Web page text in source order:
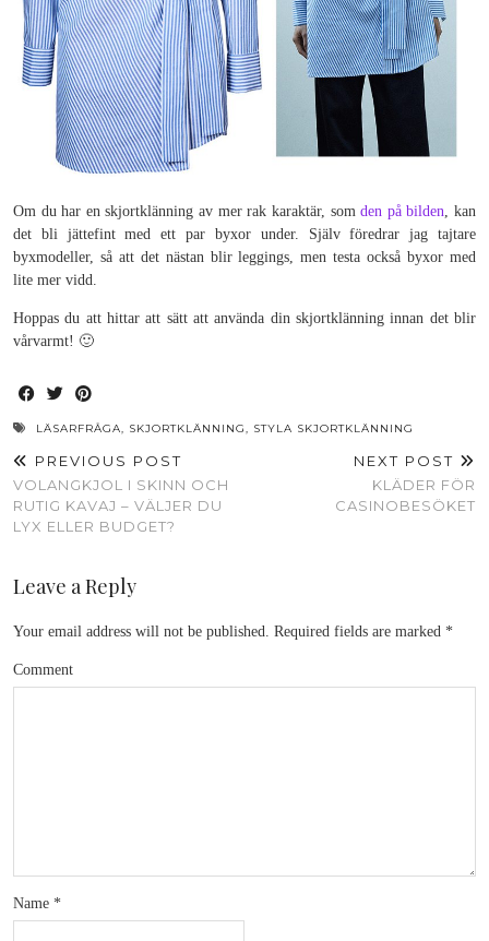
Om du har en skjortklänning av mer rak karaktär, somden på bilden , kan
det bli jättefint med ett par byxor under. Själv föredrar jag tajtare
byxmodeller, så att det nästan blir leggings, men testa också byxor med
lite mer vidd.
Hoppas du att hittar att sätt att använda din skjortklänning innan det blir
vårvarmt! 🙂
LÄSARFRÅGA SKJORTKLÄNNING STYLA SKJORTKLÄNNING
PREVIOUS POST
VOLANGKJOL I SKINN OCH
RUTIG KAVAJ – VÄLJER DU
LYX ELLER BUDGET?
NEXT POST
KLÄDER FÖR
CASINOBESÖKET
Leave a Reply
Your email address will not be published. Required fields are marked *
Comment
Name *